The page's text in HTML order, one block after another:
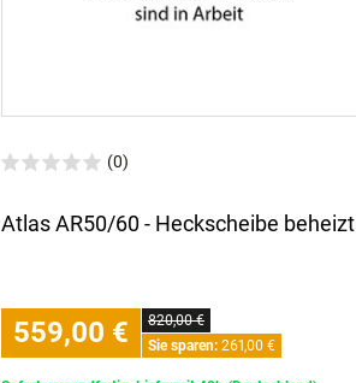
(0)
Atlas AR50/60 - Heckscheibe beheizt
559,00 €
820,00 €
Sie sparen: 261,00 €